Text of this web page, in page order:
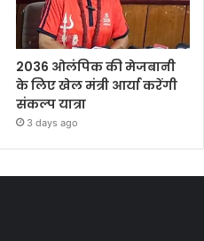
2036 ओलंपिक की मेजबानी
के लिए खेल मंत्री आर्या करेंगी
संकल्प यात्रा
3 days ago